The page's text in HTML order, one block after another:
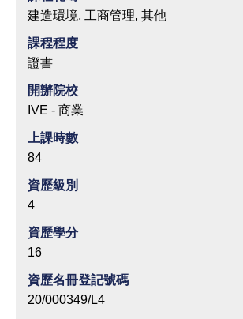
建造環境, 工商管理, 其他
課程程度
證書
開辦院校
IVE - 商業
上課時數
84
資歷級別
4
資歷學分
16
資歷名冊登記號碼
20/000349/L4